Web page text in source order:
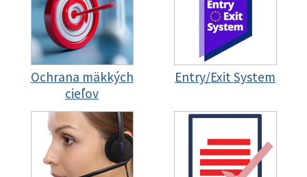
Ochrana mäkkých
cieľov
Entry/Exit System